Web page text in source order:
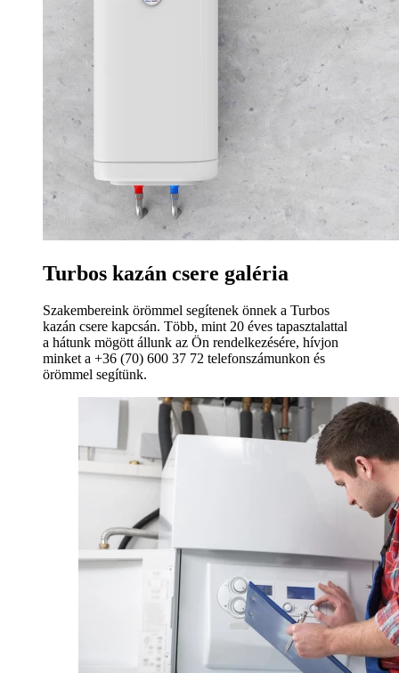
Turbos kazán csere galéria
Szakembereink örömmel segítenek önnek a Turbos
kazán csere kapcsán. Több, mint 20 éves tapasztalattal
a hátunk mögött állunk az Ön rendelkezésére, hívjon
minket a +36 (70) 600 37 72 telefonszámunkon és
örömmel segítünk.